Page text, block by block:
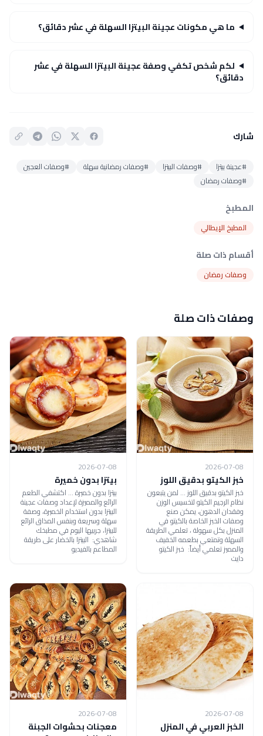
ما هي مكونات عجينة البيتزا السهلة في عشر دقائق؟
لكم شخص تكفي وصفة عجينة البيتزا السهلة في عشر
دقائق؟
شارك
#عجينة بيتزا #وصفات البيتزا #وصفات رمضانية سهلة
#وصفات العجين
#وصفات رمضان
المطبخ
المطبخ الإيطالي
أقسام ذات صلة
وصفات رمضان
وصفات ذات صلة
2026-07-08
خبز الكيتو بدقيق اللوز
خبز الكيتو بدقيق اللوز ... لمن يتبعون
نظام الرجيم الكيتو لتخسيس الوزن
وفقدان الدهون، يمكن صنع
وصفات الخبز الخاصة بالكيتو في
المنزل بكل سهولة ، تعلمي الطريقة
السهلة وتمتعي بطعمه الخفيف
والمميز تعلمي أيضاً: خبز الكيتو
دايت
2026-07-08
بيتزا بدون خميرة
بيتزا بدون خميرة ... اكتشفي الطعم
الرائع والمميزة لإعداد وصفات عجينة
البيتزا بدون استخدام الخميرة، وصفة
سهلة وسريعة وبنفس المذاق الرائع
للبيتزا، جربيها اليوم في مطبخك
شاهدي: البيتزا بالخضار على طريقة
المطاعم بالفيديو
2026-07-08
الخبز العربي في المنزل
2026-07-08
معجنات بحشوات الجبنة